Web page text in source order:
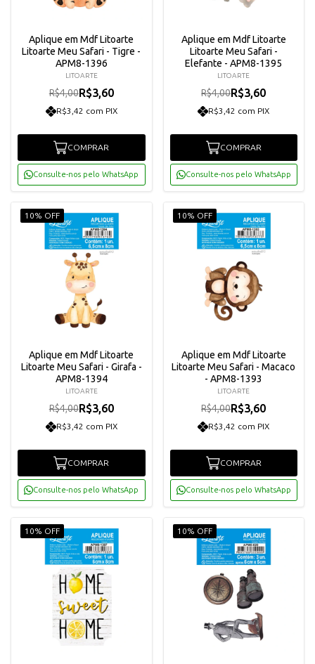
Aplique em Mdf Litoarte
Litoarte Meu Safari - Tigre -
APM8-1396
LITOARTE
R$4,00R$3,60
R$3,42 com PIX
COMPRAR
Consulte-nos pelo WhatsApp
Aplique em Mdf Litoarte
Litoarte Meu Safari -
Elefante - APM8-1395
LITOARTE
R$4,00R$3,60
R$3,42 com PIX
COMPRAR
Consulte-nos pelo WhatsApp
10% OFF
Aplique em Mdf Litoarte
Litoarte Meu Safari - Girafa -
APM8-1394
LITOARTE
R$4,00R$3,60
R$3,42 com PIX
COMPRAR
Consulte-nos pelo WhatsApp
10% OFF
Aplique em Mdf Litoarte
Litoarte Meu Safari - Macaco
- APM8-1393
LITOARTE
R$4,00R$3,60
R$3,42 com PIX
COMPRAR
Consulte-nos pelo WhatsApp
10% OFF 10% OFF